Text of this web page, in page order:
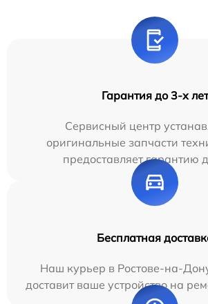
Гарантия до 3-х лет
Сервисный центр
оригинальные запчасти
предоставляет гарантию
Бесплатная
Наш курьер в Ростове-на-
доставит ваше устройство на